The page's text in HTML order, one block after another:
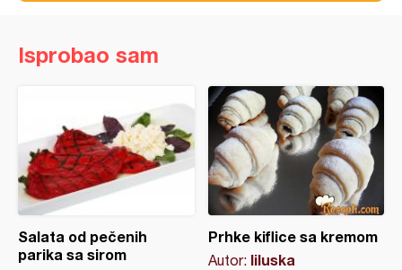
Isprobao sam
Salata od pečenih
parika sa sirom
Prhke kiflice sa kremom
Autor: liluska